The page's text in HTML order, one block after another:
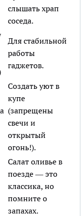
слышать храп
соседа.
Для стабильной
работы
гаджетов.
Создать уют в
купе
(запрещены
свечи и
открытый
огонь!).
Салат оливье в
поезде — это
классика, но
помните о
запахах.